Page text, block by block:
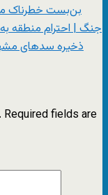
بن‌بست خطرناک
جنگ | احترام منطقه
ذخیره سدهای مشهد به کمتر
Required fields are